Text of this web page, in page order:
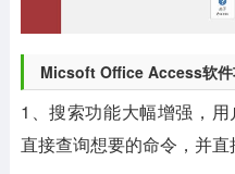
Micsoft Office Access软件
1、搜索功能大幅增强，
直接查询想要的命令，并直